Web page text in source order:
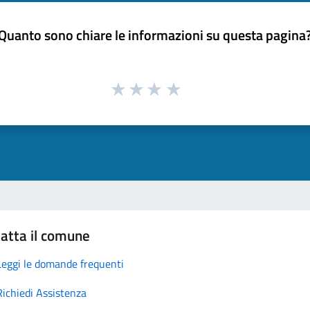
sono chiare le informazioni su questa
il comune
le domande frequenti
Assistenza